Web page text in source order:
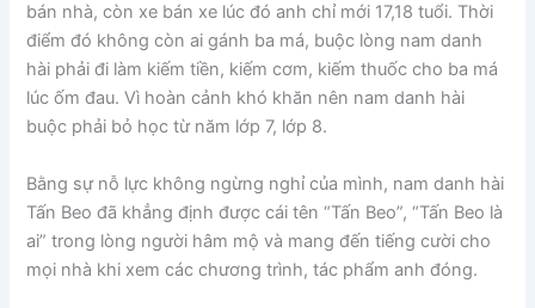
bán nhà, còn xe bán xe lúc đó anh chỉ mới 17,18 tuổi. Thời
điểm đó không còn ai gánh ba má, buộc lòng nam danh
hài phải đi làm kiếm tiền, kiếm cơm, kiếm thuốc cho ba má
lúc ốm đau. Vì hoàn cảnh khó khăn nên nam danh hài
buộc phải bỏ học từ năm lớp 7, lớp 8.
Bằng sự nỗ lực không ngừng nghỉ của mình, nam danh hài
Tấn Beo đã khẳng định được cái tên “Tấn Beo”, “Tấn Beo là
ai” trong lòng người hâm mộ và mang đến tiếng cười cho
mọi nhà khi xem các chương trình, tác phẩm anh đóng.